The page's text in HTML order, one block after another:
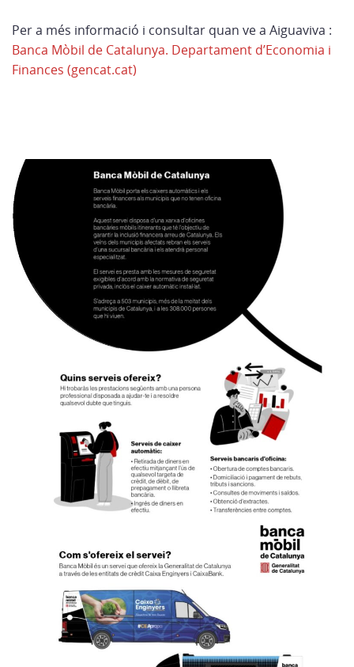
Per a més informació i consultar quan ve a Aiguaviva :
Banca Mòbil de Catalunya. Departament d’Economia i
Finances (gencat.cat)